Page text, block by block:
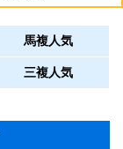
馬複人気
三複人気